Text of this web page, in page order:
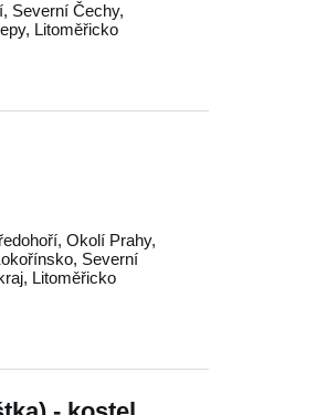
, Severní Čechy,
, Litoměřicko
, Okolí Prahy,
, Severní
, Litoměřicko